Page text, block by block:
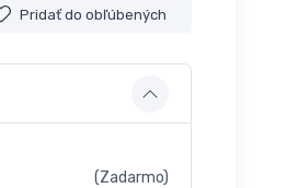
Pridať do obľúbených
(Zadarmo)